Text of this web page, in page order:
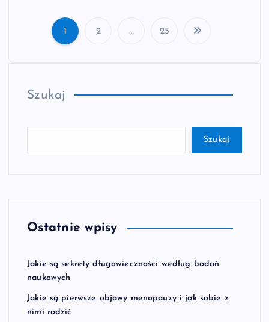
r
a
1 2 … 25
Szukaj
Szukaj
Ostatnie wpisy
Jakie są sekrety długowieczności według badań
naukowych
Jakie są pierwsze objawy menopauzy i jak sobie z
nimi radzić